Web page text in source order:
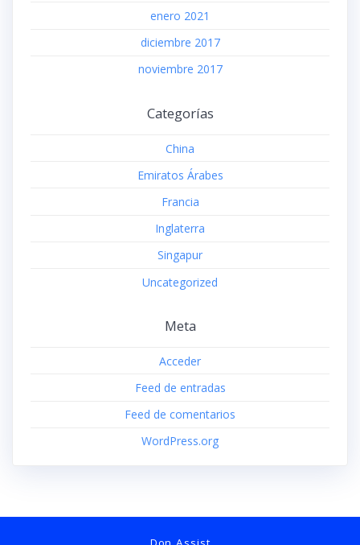
enero 2021
diciembre 2017
noviembre 2017
Categorías
China
Emiratos Árabes
Francia
Inglaterra
Singapur
Uncategorized
Meta
Acceder
Feed de entradas
Feed de comentarios
WordPress.org